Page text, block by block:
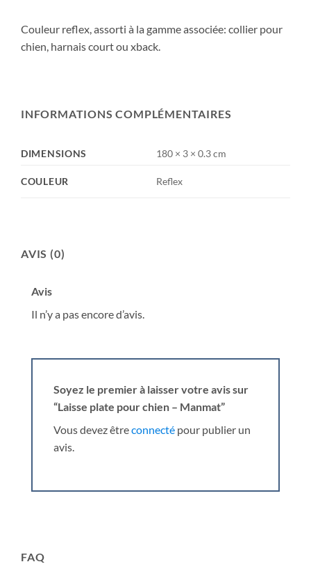
Couleur reflex, assorti à la gamme associée: collier pour
chien, harnais court ou xback.
INFORMATIONS COMPLÉMENTAIRES
DIMENSIONS 180 × 3 × 0.3 cm
COULEUR Reflex
AVIS (0)
Avis
Il n’y a pas encore d’avis.
Soyez le premier à laisser votre avis sur
“Laisse plate pour chien – Manmat”
Vous devez êtreconnecté pour publier un
avis.
FAQ